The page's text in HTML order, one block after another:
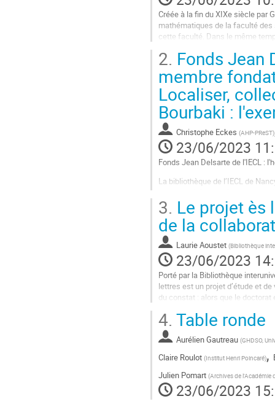
Créée à la fin du XIXe siècle par
mathématiques de la faculté
cette faculté. Dans le même
Aller
à
la
page
de
la
contribution
2. Fonds Jean
membre
Localiser,
Bourbaki :
Christophe Eckes (AHP-PReST)
23/06/2023
Fonds Jean Delsarte de l'IECL :
La bibliothèque de l’IECL de
fondateur du groupe Bourbaki,
Aller
à
la
page
de
la
contribution
3. Le projet ès
de la
Laurie Aoustet (Bibliothèque
23/06/2023
Porté par la Bibliothèque
lettres est un projet d’étude et
du constat : alors que le
Aller
à
page
de
la
contribution
4. Table ronde
Aurélien Gautreau (GHDSO,
Claire Roulot (Institut Henri Poincaré),
Julien Pomart (Archives de l'Académie
23/06/2023